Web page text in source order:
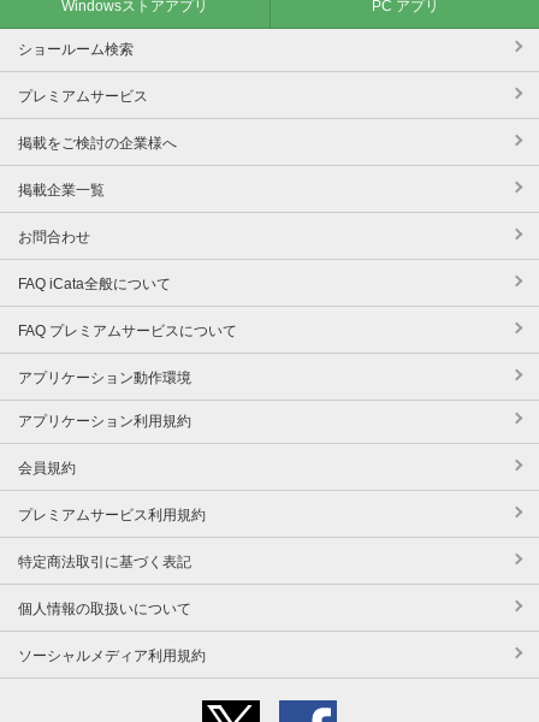
Windowsストアアプリ PC アプリ
ショールーム検索
プレミアムサービス
掲載をご検討の企業様へ
掲載企業一覧
お問合わせ
FAQ iCata全般について
FAQ プレミアムサービスについて
アプリケーション動作環境
アプリケーション利用規約
会員規約
プレミアムサービス利用規約
特定商法取引に基づく表記
個人情報の取扱いについて
ソーシャルメディア利用規約